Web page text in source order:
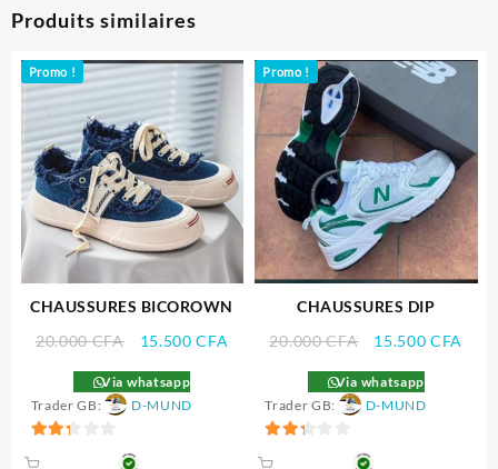
Produits similaires
Promo !
CHAUSSURES BICOROWN
20.000CFA
Le
initial
était :
15.500CFA
15.500 CFA.
Via whatsapp
Trader GB:
D-MUND
Promo !
CHAUSSURES DIP
20.000CFA
Le
initial
était :
15.500CFA
Via whatsapp
Trader GB:
D-MUND